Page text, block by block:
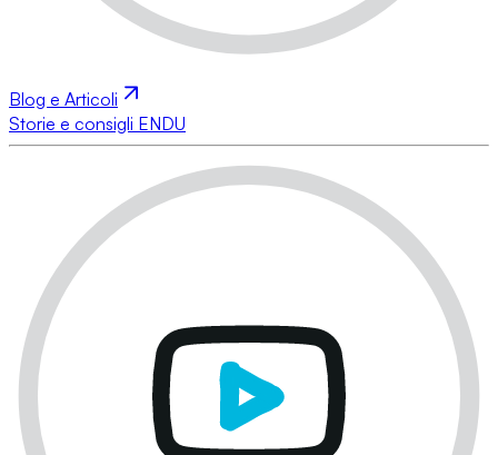
Blog e Articoli
Storie e consigli ENDU